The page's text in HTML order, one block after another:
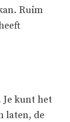
Ruim
Je kunt het
laten, de